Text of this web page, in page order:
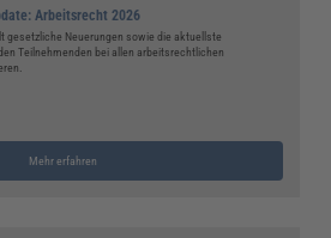
Arbeitsrecht 2026
gesetzliche Neuerungen sowie die aktuellste
Teilnehmenden bei allen arbeitsrechtlichen
Mehr erfahren